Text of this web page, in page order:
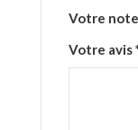
Votre note
Votre avis